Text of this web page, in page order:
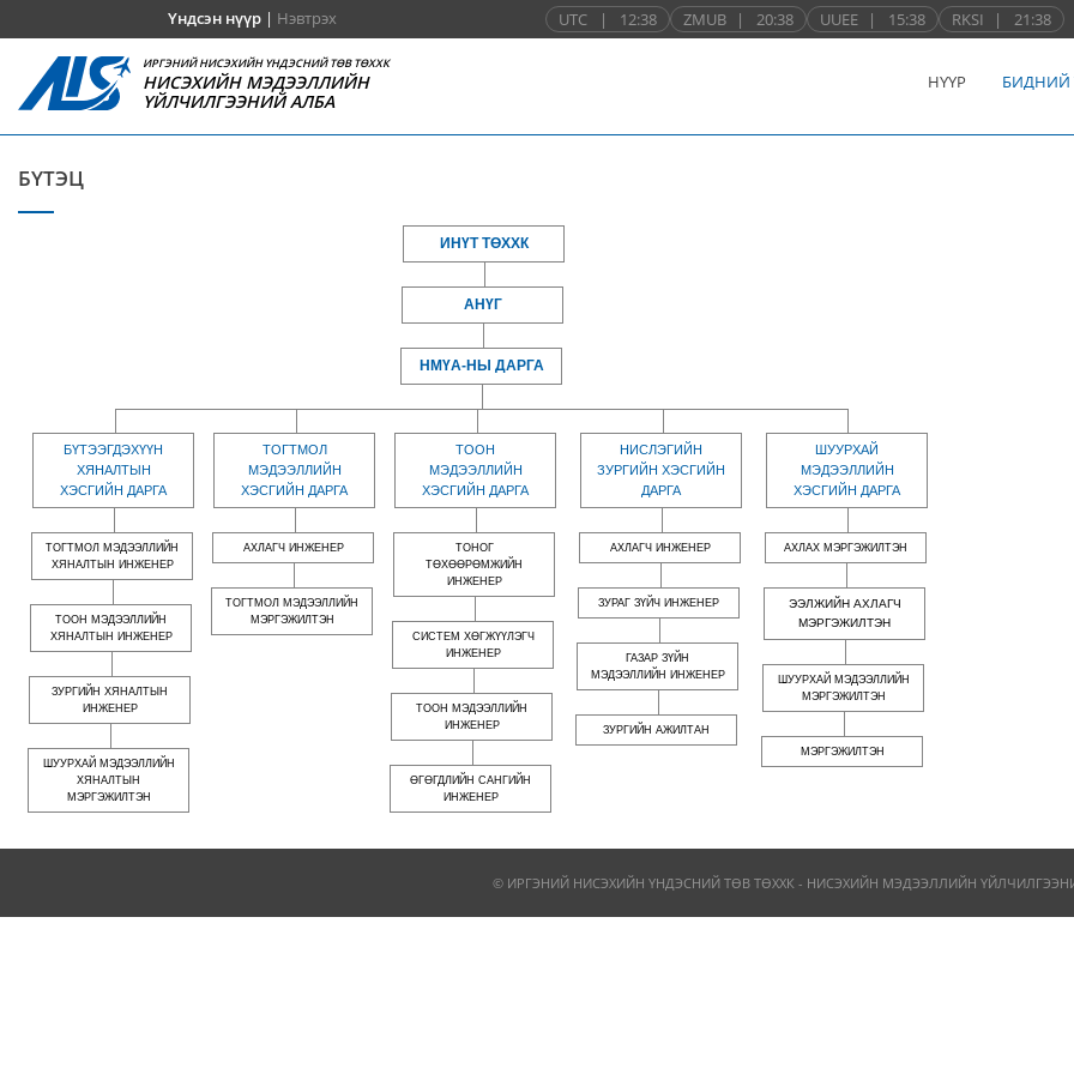
Үндсэн нүүр| Нэвтрэх UTC | 12:38 ZMUB | 20:38 UUEE | 15:38 RKSI | 21:38
ИРГЭНИЙ НИСЭХИЙН ҮНДЭСНИЙ ТӨВ ТӨХХК
НИСЭХИЙН МЭДЭЭЛЛИЙН
ҮЙЛЧИЛГЭЭНИЙ АЛБА
НҮҮР БИДНИЙ
БҮТЭЦ
ИНҮТ ТӨХХК
АНҮГ
НМҮА-НЫ ДАРГА
БҮТЭЭГДЭХҮҮН
ХЯНАЛТЫН
ХЭСГИЙН ДАРГА
ТОГТМОЛ МЭДЭЭЛЛИЙН
ХЯНАЛТЫН ИНЖЕНЕР
ТООН МЭДЭЭЛЛИЙН
ХЯНАЛТЫН ИНЖЕНЕР
ЗУРГИЙН ХЯНАЛТЫН
ИНЖЕНЕР
ШУУРХАЙ МЭДЭЭЛЛИЙН
ХЯНАЛТЫН
МЭРГЭЖИЛТЭН
ТОГТМОЛ
МЭДЭЭЛЛИЙН
ХЭСГИЙН ДАРГА
АХЛАГЧ ИНЖЕНЕР
ТОГТМОЛ МЭДЭЭЛЛИЙН
МЭРГЭЖИЛТЭН
ТООН
МЭДЭЭЛЛИЙН
ХЭСГИЙН ДАРГА
ТОНОГ
ТӨХӨӨРӨМЖИЙН
ИНЖЕНЕР
СИСТЕМ ХӨГЖҮҮЛЭГЧ
ИНЖЕНЕР
ТООН МЭДЭЭЛЛИЙН
ИНЖЕНЕР
ӨГӨГДЛИЙН САНГИЙН
ИНЖЕНЕР
НИСЛЭГИЙН
ЗУРГИЙН ХЭСГИЙН
ДАРГА
АХЛАГЧ ИНЖЕНЕР
ЗУРАГ ЗҮЙЧ ИНЖЕНЕР
ГАЗАР ЗҮЙН
МЭДЭЭЛЛИЙН ИНЖЕНЕР
ЗУРГИЙН АЖИЛТАН
ШУУРХАЙ
МЭДЭЭЛЛИЙН
ХЭСГИЙН ДАРГА
АХЛАХ МЭРГЭЖИЛТЭН
ЭЭЛЖИЙН АХЛАГЧ
МЭРГЭЖИЛТЭН
ШУУРХАЙ МЭДЭЭЛЛИЙН
МЭРГЭЖИЛТЭН
МЭРГЭЖИЛТЭН
© ИРГЭНИЙ НИСЭХИЙН ҮНДЭСНИЙ ТӨВ ТӨХХК - НИСЭХИЙН МЭДЭЭЛЛИЙН